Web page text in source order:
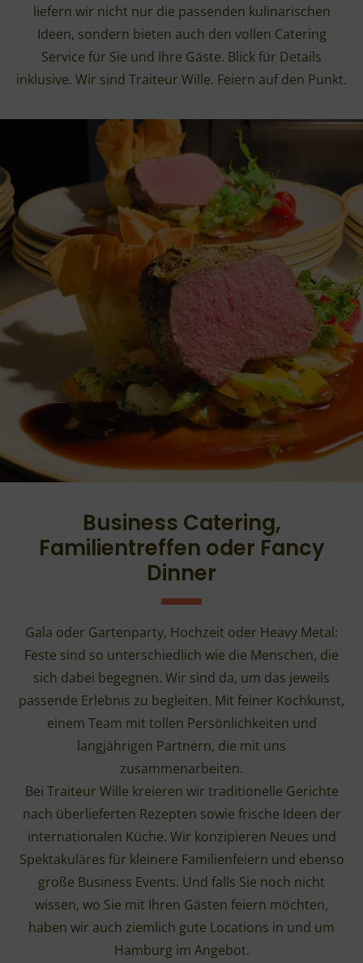
liefern wir nicht nur die passenden kulinarischen
Ideen, sondern bieten auch den vollen Catering
Service für Sie und Ihre Gäste. Blick für Details
inklusive. Wir sind Traiteur Wille. Feiern auf den Punkt.
Business Catering,
Familientreffen oder Fancy
Dinner
Gala oder Gartenparty, Hochzeit oder Heavy Metal:
Feste sind so unterschiedlich wie die Menschen, die
sich dabei begegnen. Wir sind da, um das jeweils
passende Erlebnis zu begleiten. Mit feiner Kochkunst,
einem Team mit tollen Persönlichkeiten und
langjährigen Partnern, die mit uns
zusammenarbeiten.
Bei Traiteur Wille kreieren wir traditionelle Gerichte
nach überlieferten Rezepten sowie frische Ideen der
internationalen Küche. Wir konzipieren Neues und
Spektakuläres für kleinere Familienfeiern und ebenso
große Business Events. Und falls Sie noch nicht
wissen, wo Sie mit Ihren Gästen feiern möchten,
haben wir auch ziemlich gute Locations in und um
Hamburg im Angebot.